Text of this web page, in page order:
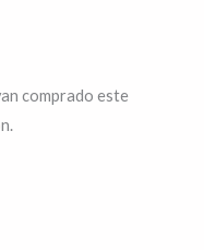
comprado este